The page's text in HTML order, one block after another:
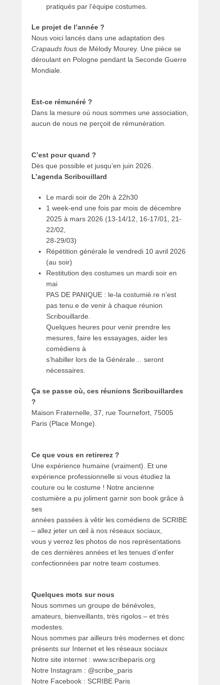
pratiqués par l’équipe costumes.
Le projet de l’année ?
Nous voici lancés dans une adaptation des
Crapauds fous de Mélody Mourey. Une pièce se
déroulant en Pologne pendant la Seconde Guerre
Mondiale.
Est-ce rémunéré ?
Dans la mesure où nous sommes une association,
aucun de nous ne perçoit de rémunération.
C’est pour quand ?
Dès que possible et jusqu’en juin 2026.
L’agenda Scribouillard
Le mardi soir de 20h à 22h30
1 week-end une fois par mois de décembre
2025 à mars 2026 (13-14/12, 16-17/01, 21-
22/02,
28-29/03)
Répétition générale le vendredi 10 avril 2026
(au soir)
Restitution des costumes un mardi soir en
mai
PAS DE PANIQUE : le-la costumiè.re n’est
pas tenu.e de venir à chaque réunion
Scribouillarde.
Quelques heures pour venir prendre les
mesures, faire les essayages, aider les
comédiens à
s’habiller lors de la Générale… seront
nécessaires.
Ça se passe où, ces réunions Scribouillardes
?
Maison Fraternelle, 37, rue Tournefort, 75005
Paris (Place Monge).
Ce que vous en retirerez ?
Une expérience humaine (vraiment). Et une
expérience professionnelle si vous étudiez la
couture ou le costume ! Notre ancienne
costumière a pu joliment garnir son book grâce à
ses
années passées à vêtir les comédiens de SCRIBE
– allez jeter un œil à nos réseaux sociaux,
vous y verrez les photos de nos représentations
de ces dernières années et les tenues d’enfer
confectionnées par notre team costumes.
Quelques mots sur nous
Nous sommes un groupe de bénévoles,
amateurs, bienveillants, très rigolos – et très
modestes.
Nous sommes par ailleurs très modernes et donc
présents sur Internet et les réseaux sociaux
Notre site internet : www.scribeparis.org
Notre Instagram : @scribe_paris
Notre Facebook : SCRIBE Paris